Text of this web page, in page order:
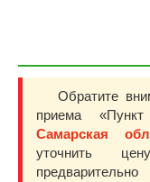
Обратите
приема
Самарская
уточнить